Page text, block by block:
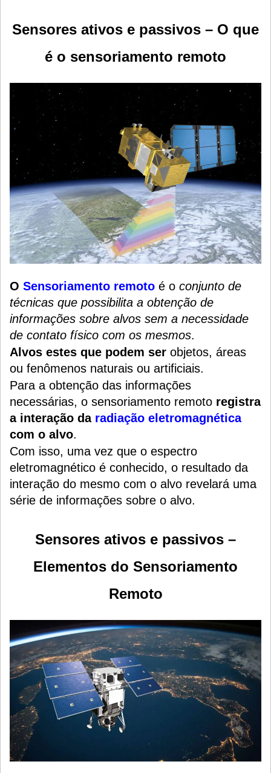
Sensores ativos e passivos – O que
é o sensoriamento remoto
O Sensoriamento remoto é o conjunto de
técnicas que possibilita a obtenção de
informações sobre alvos sem a necessidade
de contato físico com os mesmos.
Alvos estes que podem ser objetos, áreas
ou fenômenos naturais ou artificiais.
Para a obtenção das informações
necessárias, o sensoriamento remoto registra
a interação da radiação eletromagnética
com o alvo.
Com isso, uma vez que o espectro
eletromagnético é conhecido, o resultado da
interação do mesmo com o alvo revelará uma
série de informações sobre o alvo.
Sensores ativos e passivos –
Elementos do Sensoriamento
Remoto